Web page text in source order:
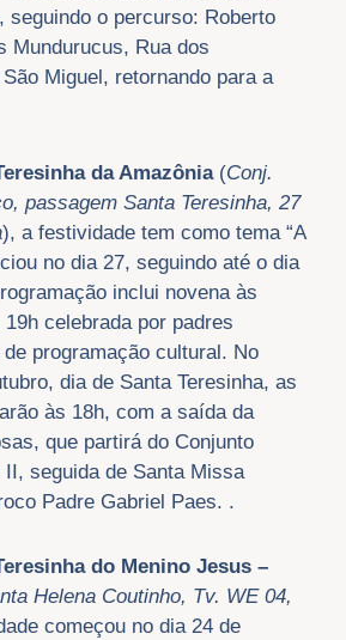
seguindo o percurso: Roberto
Mundurucus, Rua dos
Miguel, retornando para a
da Amazônia(Conj.
passagem Santa Teresinha, 27
), a festividade tem como tema “A
no dia 27, seguindo até o dia
inclui novena às
celebrada por padres
programação cultural. No
dia de Santa Teresinha, as
às 18h, com a saída da
que partirá do Conjunto
II, seguida de Santa Missa
Padre Gabriel Paes. .
do Menino Jesus –
Helena Coutinho, Tv. WE 04,
começou no dia 24 de